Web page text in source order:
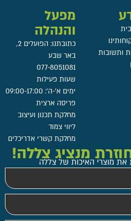
ותשובות
מפעל
והנהלה
כתובתנו: הפועלים 2,
באר שבע
077-8051081
שעות פעילות
ימים א'-ה': 09:00-17:00
פריסה ארצית
מחלקת תכנון ועיצוב
ליווי צמוד
מחלקת קשרי אדריכלים
מנציג צללה!
את מוצרי האיכות של צללה